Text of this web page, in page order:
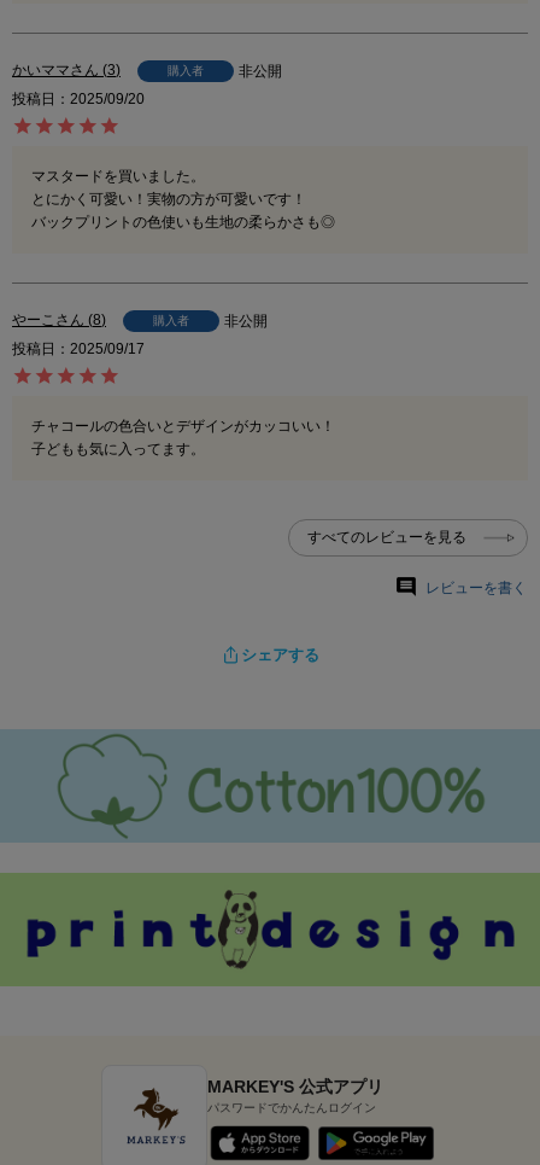
かいママ 3 購入者
非公開
投稿日
2025/09/20
マスタードを買いました。
とにかく可愛い！実物の方が可愛いです！
バックプリントの色使いも生地の柔らかさも◎
やーこ 8 購入者
非公開
投稿日
2025/09/17
チャコールの色合いとデザインがカッコいい！
子どもも気に入ってます。
すべてのレビューを見る
レビューを書く
シェアする
MARKEY'S 公式アプリ
パスワードでかんたんログイン